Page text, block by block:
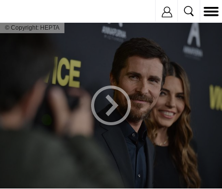
© Copyright: HEPTA